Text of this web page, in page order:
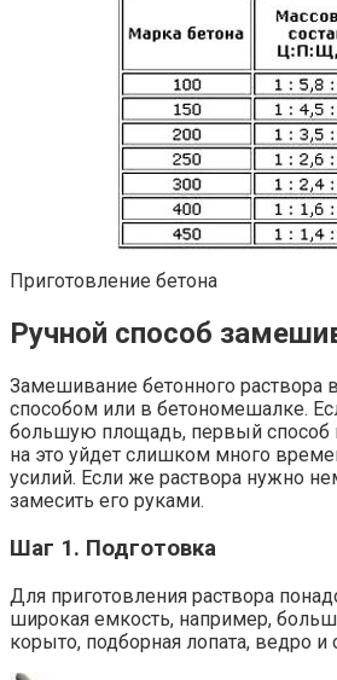
Приготовление бетона
Ручной способ
Замешивание бетонного
способом или в бетономешалке.
большую площадь, первый способ
на это уйдет слишком много
усилий. Если же раствора нужно
замесить его руками.
Шаг 1. Подготовка
Для приготовления раствора
широкая емкость, например,
корыто, подборная лопата, ведро